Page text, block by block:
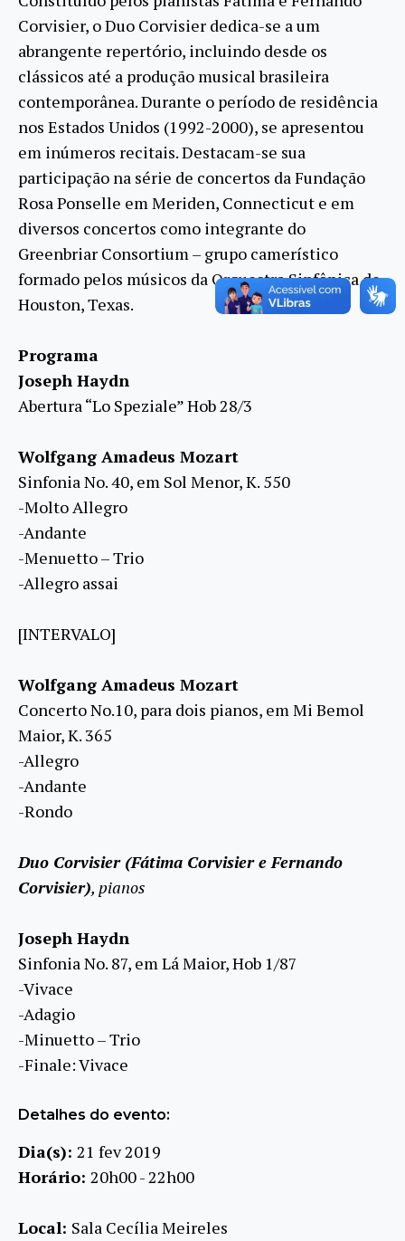
Corvisier, o Duo Corvisier dedica-se a um
abrangente repertório, incluindo desde os
clássicos até a produção musical brasileira
contemporânea. Durante o período de residência
nos Estados Unidos (1992-2000), se apresentou
em inúmeros recitais. Destacam-se sua
participação na série de concertos da Fundação
Rosa Ponselle em Meriden, Connecticut e em
diversos concertos como integrante do
Greenbriar Consortium – grupo camerístico
formado pelos músicos da Orquestra Sinfônica de
Houston, Texas.
Programa
Joseph Haydn
Abertura “Lo Speziale” Hob 28/3
Wolfgang Amadeus Mozart
Sinfonia No. 40, em Sol Menor, K. 550
-Molto Allegro
-Andante
-Menuetto – Trio
-Allegro assai
[INTERVALO]
Wolfgang Amadeus Mozart
Concerto No.10, para dois pianos, em Mi Bemol
Maior, K. 365
-Allegro
-Andante
-Rondo
Duo Corvisier (Fátima Corvisier e Fernando
Corvisier), pianos
Joseph Haydn
Sinfonia No. 87, em Lá Maior, Hob 1/87
-Vivace
-Adagio
-Minuetto – Trio
-Finale: Vivace
Detalhes do evento:
Dia(s): 21 fev 2019
Horário: 20h00 - 22h00
Local: Sala Cecília Meireles